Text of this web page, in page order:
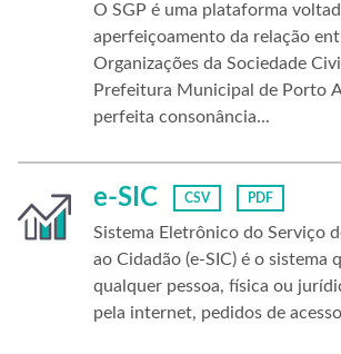
O SGP é uma plataforma
aperfeiçoamento da relação
Organizações da Sociedade
Prefeitura Municipal de Porto
perfeita consonância...
e-SIC CSV PDF
Sistema Eletrônico do Serviço
ao Cidadão (e-SIC) é o sistema
qualquer pessoa, física ou
pela internet, pedidos de